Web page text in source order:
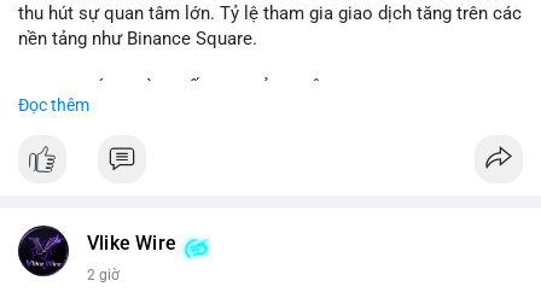
thu hút sự quan tâm lớn. Tỷ lệ tham gia giao dịch tăng trên các
nền tảng như Binance Square.
CASHCAT, SUI, TAO xuất hiện nhiều trong tìm kiếm Việt Nam
hấp dẫn. Bàn tán về SPCX và SAGA cũng hấp dẫn.
SAGA", "short SPCX", và "đã ngồi ăn ở khách sạn 5*" (từ bài
đăng Binance Square). Tin tức về BIP-110 Bitcoin và SKR token
Đọc thêm
Vlike Wire
2 giờ